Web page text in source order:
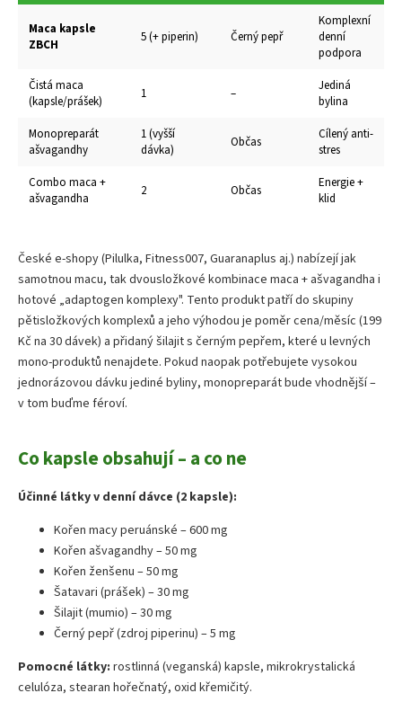
Maca kapsle
ZBCH
5 (+ piperin) Černý pepř
Komplexní
denní
podpora
Čistá maca
(kapsle/prášek)
1 –
Jediná
bylina
Monopreparát
ašvagandhy
1 (vyšší
dávka)
Občas
Cílený anti-
stres
Combo maca +
ašvagandha
2 Občas
Energie +
klid
České e-shopy (Pilulka, Fitness007, Guaranaplus aj.) nabízejí jak
samotnou macu, tak dvousložkové kombinace maca + ašvagandha i
hotové „adaptogen komplexy". Tento produkt patří do skupiny
pětisložkových komplexů a jeho výhodou je poměr cena/měsíc (199
Kč na 30 dávek) a přidaný šilajit s černým pepřem, které u levných
mono-produktů nenajdete. Pokud naopak potřebujete vysokou
jednorázovou dávku jediné byliny, monopreparát bude vhodnější –
v tom buďme féroví.
Co kapsle obsahují – a co ne
Účinné látky v denní dávce (2 kapsle):
Kořen macy peruánské – 600 mg
Kořen ašvagandhy – 50 mg
Kořen ženšenu – 50 mg
Šatavari (prášek) – 30 mg
Šilajit (mumio) – 30 mg
Černý pepř (zdroj piperinu) – 5 mg
Pomocné látky: rostlinná (veganská) kapsle, mikrokrystalická
celulóza, stearan hořečnatý, oxid křemičitý.